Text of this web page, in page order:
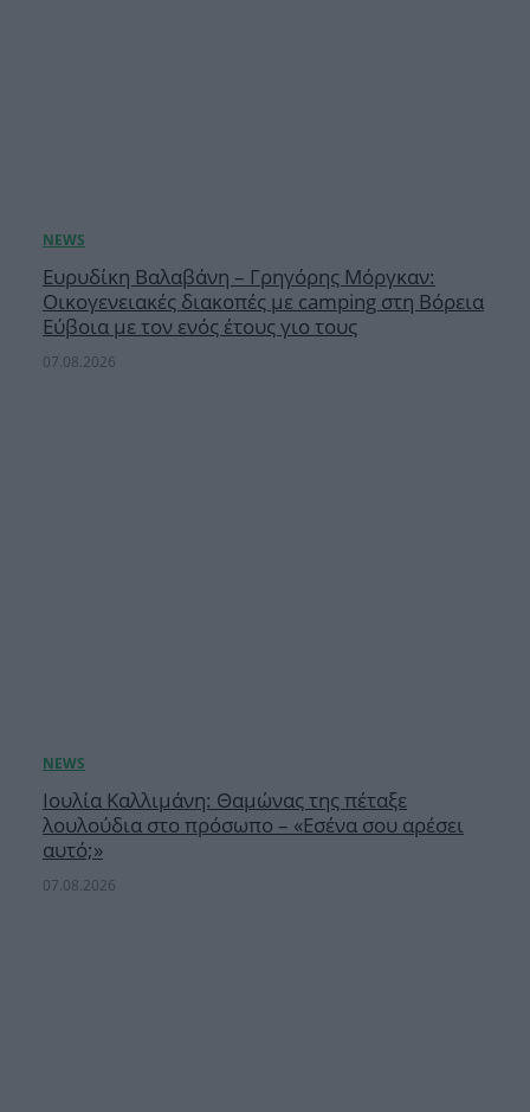
Ευρυδίκη Βαλαβάνη – Γρηγόρης Μόργκαν:
Οικογενειακές διακοπές με camping στη Βόρεια
Εύβοια με τον ενός έτους γιο τους
07.08.2026
Ιουλία Καλλιμάνη: Θαμώνας της πέταξε
λουλούδια στο πρόσωπο – «Εσένα σου αρέσει
αυτό;»
07.08.2026